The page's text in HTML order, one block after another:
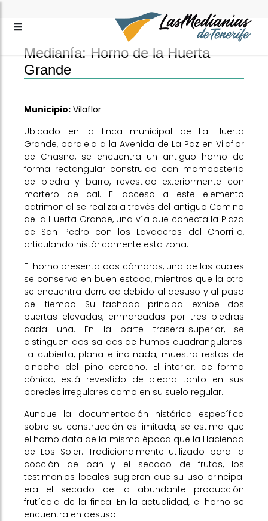
Medianía: Horno de la Huerta
Grande
Municipio: Vilaflor
Ubicado en la finca municipal de La Huerta
Grande, paralela a la Avenida de La Paz en Vilaflor
de Chasna, se encuentra un antiguo horno de
forma rectangular construido con mampostería
de piedra y barro, revestido exteriormente con
mortero de cal. El acceso a este elemento
patrimonial se realiza a través del antiguo Camino
de la Huerta Grande, una vía que conecta la Plaza
de San Pedro con los Lavaderos del Chorrillo,
articulando históricamente esta zona.
El horno presenta dos cámaras, una de las cuales
se conserva en buen estado, mientras que la otra
se encuentra derruida debido al desuso y al paso
del tiempo. Su fachada principal exhibe dos
puertas elevadas, enmarcadas por tres piedras
cada una. En la parte trasera-superior, se
distinguen dos salidas de humos cuadrangulares.
La cubierta, plana e inclinada, muestra restos de
pinocha del pino cercano. El interior, de forma
cónica, está revestido de piedra tanto en sus
paredes irregulares como en su suelo regular.
Aunque la documentación histórica específica
sobre su construcción es limitada, se estima que
el horno data de la misma época que la Hacienda
de Los Soler. Tradicionalmente utilizado para la
cocción de pan y el secado de frutas, los
testimonios locales sugieren que su uso principal
era el secado de la abundante producción
frutícola de la finca. En la actualidad, el horno se
encuentra en desuso.